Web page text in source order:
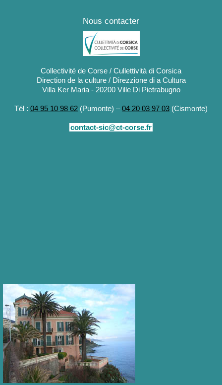
Nous contacter
Collectivité de Corse / Cullettività di Corsica
Direction de la culture / Direzzione di a Cultura
Villa Ker Maria - 20200 Ville Di Pietrabugno
Tél : 04 95 10 98 62 (Pumonte) –04 20 03 97 03 (Cismonte)
contact-sic@ct-corse.fr